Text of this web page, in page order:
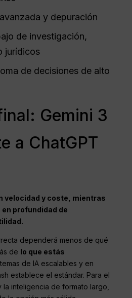
y depuración
de investigación,
jurídicos
de decisiones de alto
Gemini 3
a ChatGPT
velocidad y coste, mientras
en profundidad de
dependerá menos de qué
de lo que estás
de IA escalables y en
establece el estándar. Para el
la inteligencia de formato largo,